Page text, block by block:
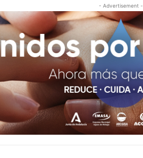
- Advertisement -